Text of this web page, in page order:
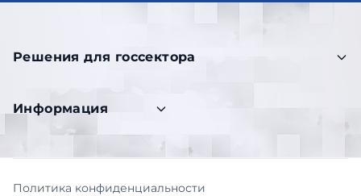
Решения для госсектора
Информация
Политика конфиденциальности